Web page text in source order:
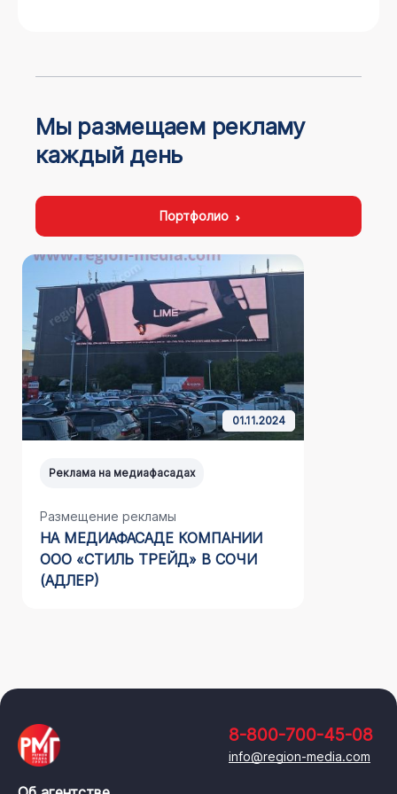
Мы размещаем рекламу
каждый день
Портфолио
01.11.2024
Реклама на медиафасадах
Размещение рекламы
НА МЕДИАФАСАДЕ КОМПАНИИ
ООО «СТИЛЬ ТРЕЙД» В СОЧИ
(АДЛЕР)
8-800-700-45-08
info@region-media.com